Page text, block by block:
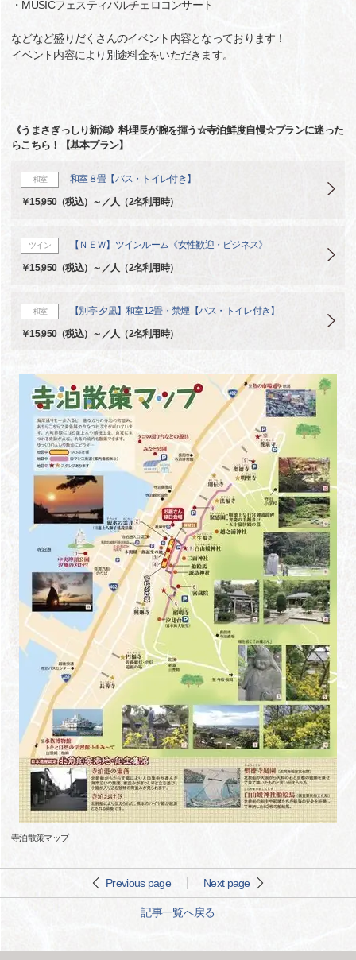
・MUSICフェスティバルチェロコンサート
などなど盛りだくさんのイベント内容となっております！
イベント内容により別途料金をいただきます。
《うまさぎっしり新潟》料理長が腕を揮う☆寺泊鮮度自慢☆プランに迷った
らこちら！【基本プラン】
和室 和室８畳【バス・トイレ付き】
￥15,950（税込）～／人（2名利用時）
ツイン 【ＮＥＷ】ツインルーム《女性歓迎・ビジネス》
￥15,950（税込）～／人（2名利用時）
和室 【別亭 夕凪】和室12畳・禁煙【バス・トイレ付き】
￥15,950（税込）～／人（2名利用時）
寺泊散策マップ
Previous page Next page
記事一覧へ戻る